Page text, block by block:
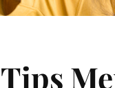
Tips